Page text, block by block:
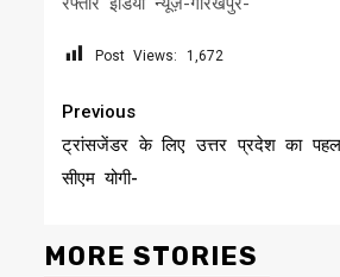
Post Views: 1,672
Continue
Reading
Previous
ट्रांसजेंडर के लिए उत्तर प्रदेश का
सीएम योगी-
MORE STORIES